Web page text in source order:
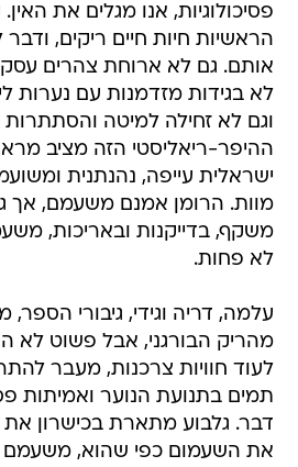
פסיכולוגיות, אנו מגלים את
הראשיות חיות חיים ריקים,
אותם. גם לא ארוחת צהרים
לא בגידות מזדמנות עם נערות
וגם לא זחילה למיטה
ההיפר-ריאליסטי הזה מציב
ישראלית עייפה, נהנתנית
מוות. הרומן אמנם משעמם, אך
משקף, בדייקנות ובאריכות,
לא פחות.
עלמה, דריה וגידי, גיבורי
מהריק הבורגני, אבל פשוט לא
לעוד חוויות צרכנות, מעבר
תמים בתנועת הנוער ואמיתות
דבר. גלבוע מתארת בכישרון את
את השעמום כפי שהוא, משעמם